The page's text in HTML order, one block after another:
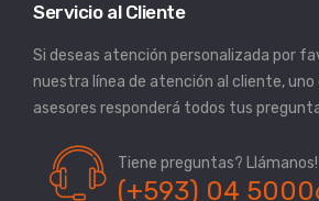
Servicio al Cliente
Si deseas atención personalizada por
nuestra línea de atención al cliente, uno
asesores responderá todos tus
Tiene preguntas? Llámanos!
(+593) 04